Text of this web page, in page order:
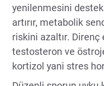
yenilenmesini
artırır, metabolik
riskini azaltır.
testosteron ve
kortizol yani stres